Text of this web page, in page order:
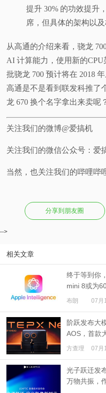
提升 30% 的功效提升
席，但具体的架构以
从高通的介绍来看，骁龙
AI 计算能力，使用新的
批骁龙 700 预计将在 2018
高通是不是看到联发科推了
龙 670 换个名字拿出来卖呢
关注我们的微博@爱搞机
关注我们的微信公众号：爱
当然，也关注我们的哔哩哔
分享到朋友圈
-->
相关文章
终于等到你
mini 8或为
布朗 07月
阶跃发布大
AOS，首款
方查理 07月
光子跃迁发
万物共振，